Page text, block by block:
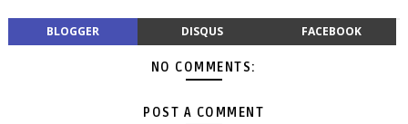
BLOGGER DISQUS FACEBOOK
NO COMMENTS:
POST A COMMENT